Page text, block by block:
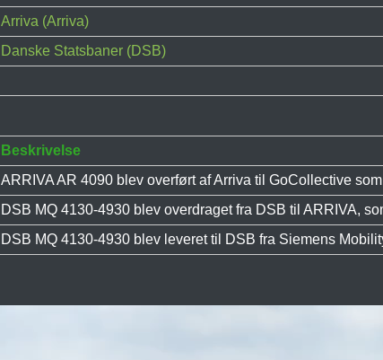
Arriva (Arriva)
Danske Statsbaner (DSB)
Beskrivelse
ARRIVA AR 4090 blev overført af Arriva til GoCollective
DSB MQ 4130-4930 blev overdraget fra DSB til ARRIVA,
DSB MQ 4130-4930 blev leveret til DSB fra Siemens